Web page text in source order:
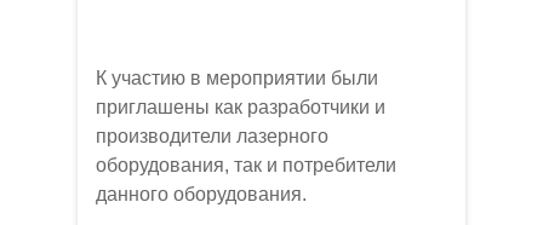
К участию в мероприятии были
приглашены как разработчики и
производители лазерного
оборудования, так и потребители
данного оборудования.